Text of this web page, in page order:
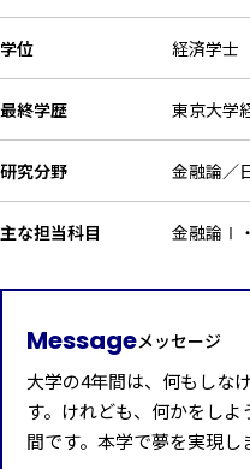
学位 経済学士
最終学歴 東京大学
研究分野 金融論／
主な担当科目 金融論Ⅰ
Messageメッセージ
大学の4年間は、何もしな
す。けれども、何かをし
間です。本学で夢を実現し